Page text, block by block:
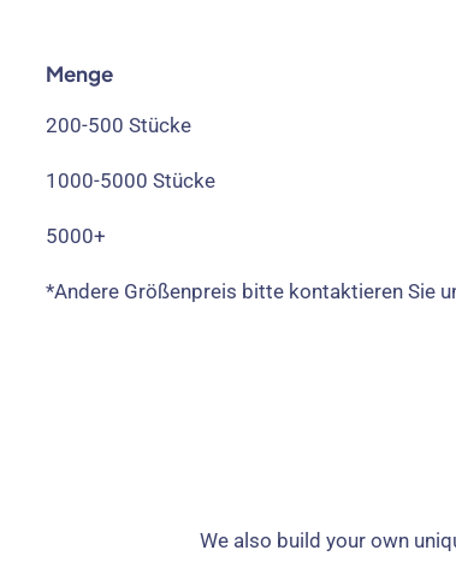
Menge
200-500 Stücke
1000-5000 Stücke
5000+
*Andere Größenpreis bitte kontaktieren Sie
We also build your own